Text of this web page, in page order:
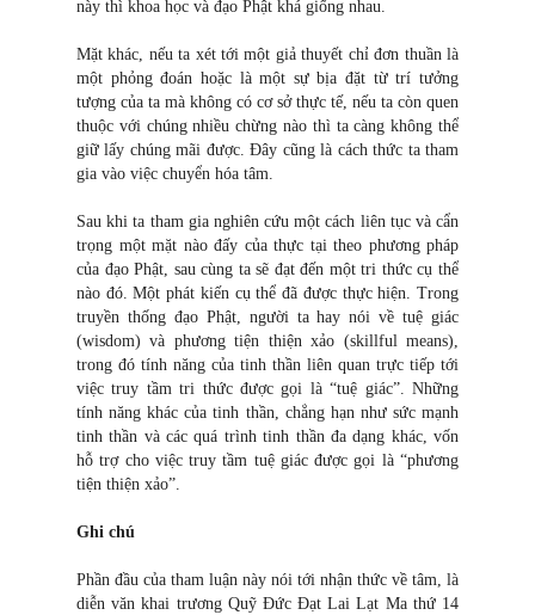
này thì khoa học và đạo Phật khá giống nhau.
Mặt khác, nếu ta xét tới một giả thuyết chỉ đơn thuần là
một phỏng đoán hoặc là một sự bịa đặt từ trí tưởng
tượng của ta mà không có cơ sở thực tế, nếu ta còn quen
thuộc với chúng nhiều chừng nào thì ta càng không thể
giữ lấy chúng mãi được. Đây cũng là cách thức ta tham
gia vào việc chuyển hóa tâm.
Sau khi ta tham gia nghiên cứu một cách liên tục và cẩn
trọng một mặt nào đấy của thực tại theo phương pháp
của đạo Phật, sau cùng ta sẽ đạt đến một tri thức cụ thể
nào đó. Một phát kiến cụ thể đã được thực hiện. Trong
truyền thống đạo Phật, người ta hay nói về tuệ giác
(wisdom) và phương tiện thiện xảo (skillful means),
trong đó tính năng của tinh thần liên quan trực tiếp tới
việc truy tầm tri thức được gọi là “tuệ giác”. Những
tính năng khác của tinh thần, chẳng hạn như sức mạnh
tinh thần và các quá trình tinh thần đa dạng khác, vốn
hỗ trợ cho việc truy tầm tuệ giác được gọi là “phương
tiện thiện xảo”.
Ghi chú
Phần đầu của tham luận này nói tới nhận thức về tâm, là
diễn văn khai trương Quỹ Đức Đạt Lai Lạt Ma thứ 14